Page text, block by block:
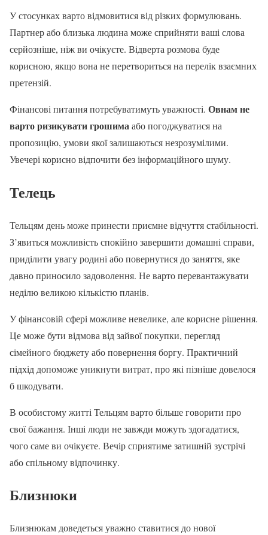
У стосунках варто відмовитися від різких формулювань.
Партнер або близька людина може сприйняти ваші слова
серйозніше, ніж ви очікуєте. Відверта розмова буде
корисною, якщо вона не перетвориться на перелік взаємних
претензій.
Фінансові питання потребуватимуть уважності. Овнам не
варто ризикувати грошимаабо погоджуватися на
пропозицію, умови якої залишаються незрозумілими.
Увечері корисно відпочити без інформаційного шуму.
Телець
Тельцям день може принести приємне відчуття стабільності.
З’явиться можливість спокійно завершити домашні справи,
приділити увагу родині або повернутися до заняття, яке
давно приносило задоволення. Не варто перевантажувати
неділю великою кількістю планів.
У фінансовій сфері можливе невелике, але корисне рішення.
Це може бути відмова від зайвої покупки, перегляд
сімейного бюджету або повернення боргу. Практичний
підхід допоможе уникнути витрат, про які пізніше довелося
б шкодувати.
В особистому житті Тельцям варто більше говорити про
свої бажання. Інші люди не завжди можуть здогадатися,
чого саме ви очікуєте. Вечір сприятиме затишній зустрічі
або спільному відпочинку.
Близнюки
Близнюкам доведеться уважно ставитися до нової